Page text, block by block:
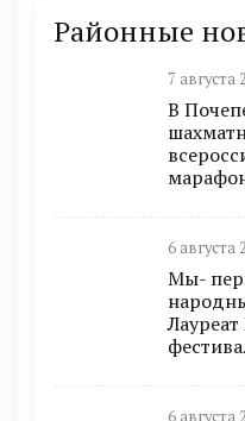
Районные
7 августа
В
6 августа
Мы-
6 августа